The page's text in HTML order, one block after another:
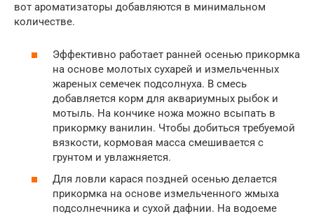
вот ароматизаторы добавляются в минимальном
количестве.
Эффективно работает ранней осенью прикормка
на основе молотых сухарей и измельченных
жареных семечек подсолнуха. В смесь
добавляется корм для аквариумных рыбок и
мотыль. На кончике ножа можно всыпать в
прикормку ванилин. Чтобы добиться требуемой
вязкости, кормовая масса смешивается с
грунтом и увлажняется.
Для ловли карася поздней осенью делается
прикормка на основе измельченного жмыха
подсолнечника и сухой дафнии. На водоеме